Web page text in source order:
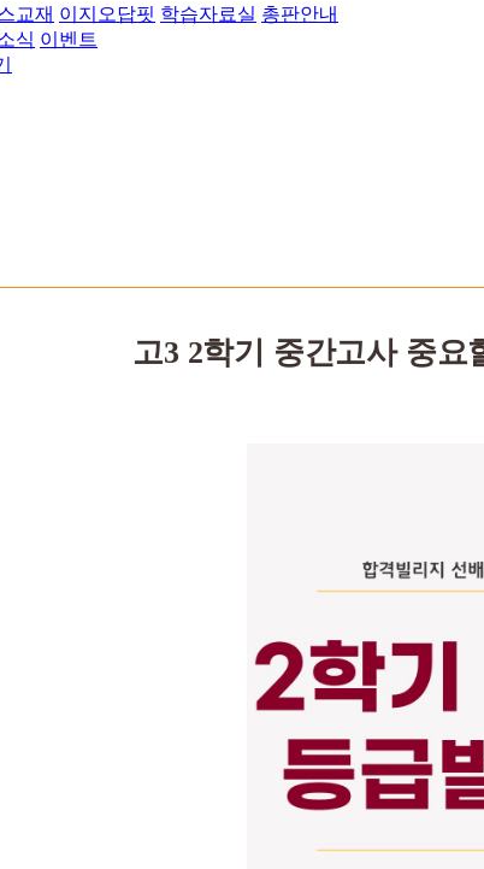
교재 이지오답핏 학습자료실 총판안내
식 이벤트
고3 2학기 중간고사 중요